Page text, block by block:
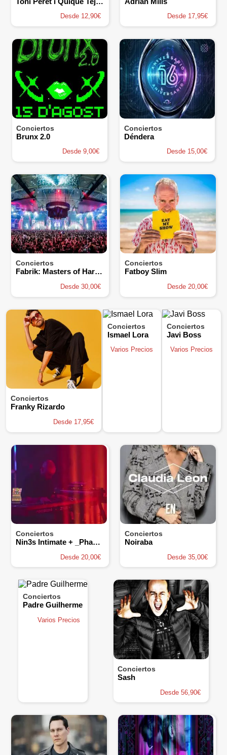
Desde 12,90€ Desde 17,95€
Conciertos
Brunx 2.0
Desde 9,00€
Conciertos
Déndera
Desde 15,00€
Conciertos
Fabrik: Masters of Hardcore
Desde 30,00€
Conciertos
Fatboy Slim
Desde 20,00€
Conciertos
Franky Rizardo
Desde 17,95€
Conciertos
Ismael Lora
Varios Precios
Conciertos
Javi Boss
Varios Precios
Conciertos
Nin3s Intimate + _Phaseindex
Desde 20,00€
Conciertos
Noiraba
Desde 35,00€
Conciertos
Padre Guilherme
Varios Precios
Conciertos
Sash
Desde 56,90€